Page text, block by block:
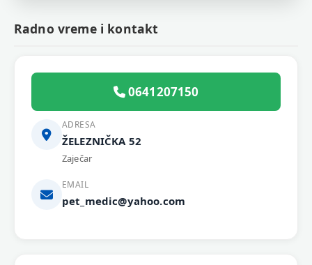
Radno vreme i kontakt
0641207150
ADRESA
ŽELEZNIČKA 52
Zaječar
EMAIL
pet_medic@yahoo.com